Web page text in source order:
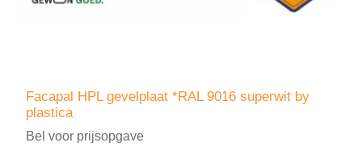
Facapal HPL gevelplaat *RAL 9016 superwit by
plastica
Bel voor prijsopgave